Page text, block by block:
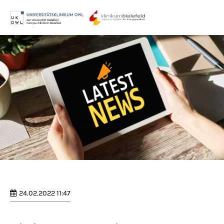
Login
Benutzername
Passwort
Anmelden
24.02.2022 11:47